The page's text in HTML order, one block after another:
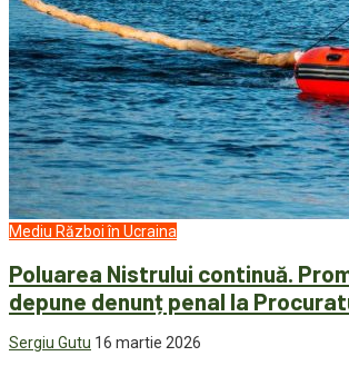
Mediu Război în Ucraina
Poluarea Nistrului continuă.
depune denunț penal la
Sergiu Gutu 16 martie 2026